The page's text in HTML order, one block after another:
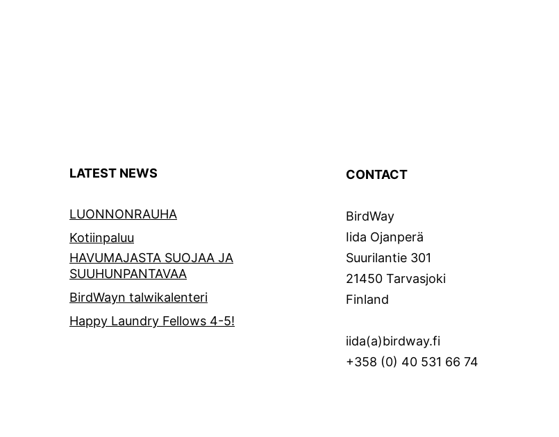
LATEST NEWS
LUONNONRAUHA
Kotiinpaluu
HAVUMAJASTA SUOJAA JA
SUUHUNPANTAVAA
BirdWayn talwikalenteri
Happy Laundry Fellows 4-5!
CONTACT
BirdWay
Iida Ojanperä
Suurilantie 301
21450 Tarvasjoki
Finland
iida(a)birdway.fi
+358 (0) 40 531 66 74